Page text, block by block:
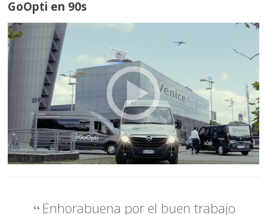
GoOpti en 90s
Enhorabuena por el buen trabajo